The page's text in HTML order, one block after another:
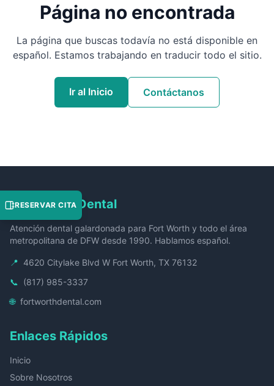
Página no encontrada
La página que buscas todavía no está disponible en
español. Estamos trabajando en traducir todo el sitio.
Ir al Inicio Contáctanos
Fort Worth Dental
Atención dental galardonada para Fort Worth y todo el área
metropolitana de DFW desde 1990. Hablamos español.
📍 4620 Citylake Blvd W Fort Worth, TX 76132
📞 (817) 985-3337
🌐 fortworthdental.com
Enlaces Rápidos
Inicio
Sobre Nosotros
RESERVAR CITA